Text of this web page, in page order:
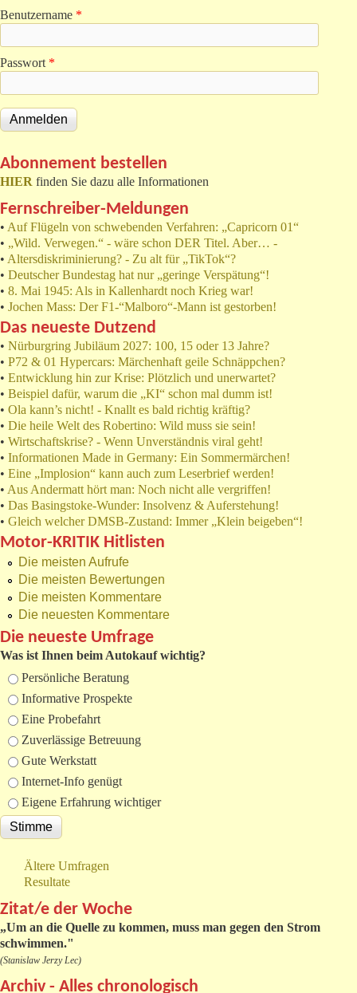
Benutzername *
Passwort *
Abonnement bestellen
HIER finden Sie dazu alle Informationen
Fernschreiber-Meldungen
• Auf Flügeln von schwebenden Verfahren: „Capricorn 01“
• „Wild. Verwegen.“ - wäre schon DER Titel. Aber… -
• Altersdiskriminierung? - Zu alt für „TikTok“?
• Deutscher Bundestag hat nur „geringe Verspätung“!
• 8. Mai 1945: Als in Kallenhardt noch Krieg war!
• Jochen Mass: Der F1-“Malboro“-Mann ist gestorben!
Das neueste Dutzend
• Nürburgring Jubiläum 2027: 100, 15 oder 13 Jahre?
• P72 & 01 Hypercars: Märchenhaft geile Schnäppchen?
• Entwicklung hin zur Krise: Plötzlich und unerwartet?
• Beispiel dafür, warum die „KI“ schon mal dumm ist!
• Ola kann’s nicht! - Knallt es bald richtig kräftig?
• Die heile Welt des Robertino: Wild muss sie sein!
• Wirtschaftskrise? - Wenn Unverständnis viral geht!
• Informationen Made in Germany: Ein Sommermärchen!
• Eine „Implosion“ kann auch zum Leserbrief werden!
• Aus Andermatt hört man: Noch nicht alle vergriffen!
• Das Basingstoke-Wunder: Insolvenz & Auferstehung!
• Gleich welcher DMSB-Zustand: Immer „Klein beigeben“!
Motor-KRITIK Hitlisten
Die meisten Aufrufe
Die meisten Bewertungen
Die meisten Kommentare
Die neuesten Kommentare
Die neueste Umfrage
Was ist Ihnen beim Autokauf wichtig?
Auswahlmöglichkeiten
Persönliche Beratung
Informative Prospekte
Eine Probefahrt
Zuverlässige Betreuung
Gute Werkstatt
Internet-Info genügt
Eigene Erfahrung wichtiger
Ältere Umfragen
Resultate
Zitat/e der Woche
„Um an die Quelle zu kommen, muss man gegen den Strom
schwimmen."
(Stanislaw Jerzy Lec)
Archiv - Alles chronologisch